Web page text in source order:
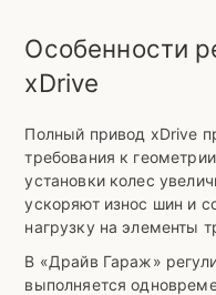
Особенности
xDrive
Полный привод xDrive
требования к
установки колес
ускоряют износ шин и
нагрузку на элементы
В «Драйв Гараж»
выполняется